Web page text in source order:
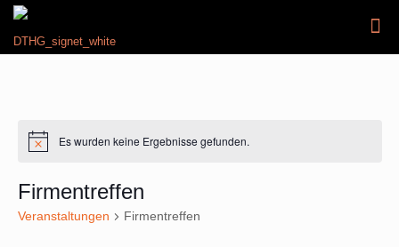
HinweisEs wurden keine Ergebnisse gefunden.
Firmentreffen
Veranstaltungen Firmentreffen